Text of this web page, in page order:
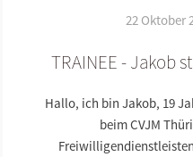
22 Oktober
TRAINEE - Jakob
Hallo, ich bin Jakob, 19
beim CVJM